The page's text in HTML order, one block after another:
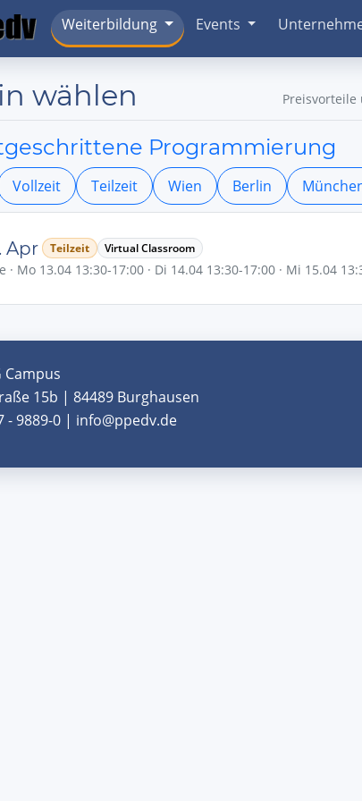
Weiterbildung Events
wählen
Programmierung
Vollzeit Teilzeit Wien Berlin
Apr Teilzeit Virtual Classroom
· Mo 13.04 13:30-17:00 · Di 14.04 13:30-17:00 · Mi 15.04
Campus
15b | 84489 Burghausen
- 9889-0 | info@ppedv.de